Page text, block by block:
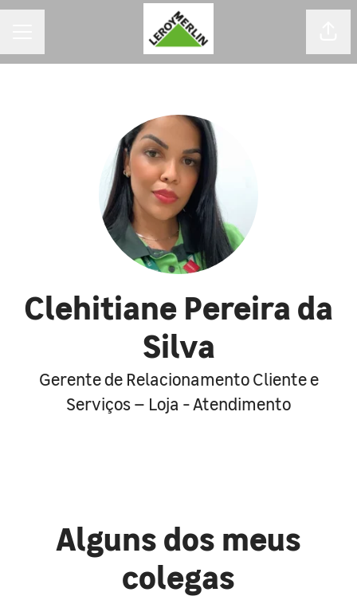
Clehitiane Pereira da
Silva
Gerente de Relacionamento Cliente e
Serviços – Loja - Atendimento
Alguns dos meus
colegas